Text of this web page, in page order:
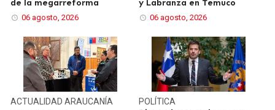
de la megarreforma
06 agosto, 2026
y Labranza en Temuco
06 agosto, 2026
ACTUALIDADARAUCANÍA
POLÍTICA